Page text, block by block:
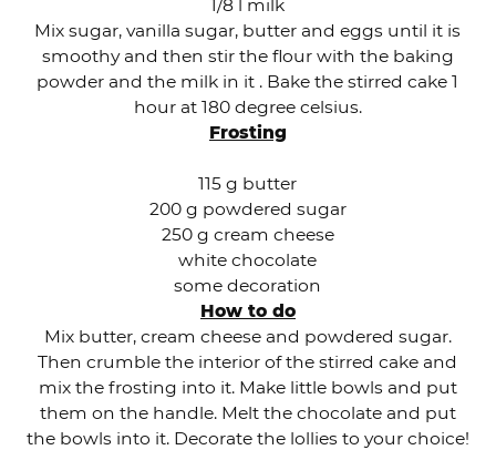
1/8 l milk
Mix sugar, vanilla sugar, butter and eggs until it is
smoothy and then stir the flour with the baking
powder and the milk in it . Bake the stirred cake 1
hour at 180 degree celsius.
Frosting
115 g butter
200 g powdered sugar
250 g cream cheese
white chocolate
some decoration
How to do
Mix butter, cream cheese and powdered sugar.
Then crumble the interior of the stirred cake and
mix the frosting into it. Make little bowls and put
them on the handle. Melt the chocolate and put
the bowls into it. Decorate the lollies to your choice!